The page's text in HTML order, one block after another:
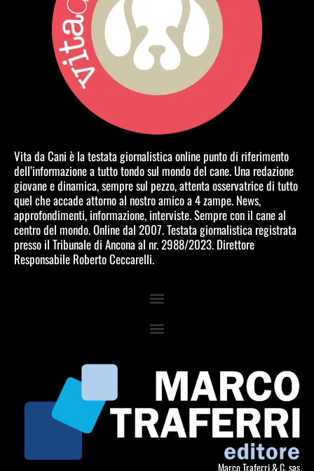
Vita da Cani è la testata giornalistica online punto di riferimento
dell’informazione a tutto tondo sul mondo del cane. Una redazione
giovane e dinamica, sempre sul pezzo, attenta osservatrice di tutto
quel che accade attorno al nostro amico a 4 zampe. News,
approfondimenti, informazione, interviste. Sempre con il cane al
centro del mondo. Online dal 2007. Testata giornalistica registrata
presso il Tribunale di Ancona al nr. 2988/2023. Direttore
Responsabile Roberto Ceccarelli.
Marco Traferri & C. sas